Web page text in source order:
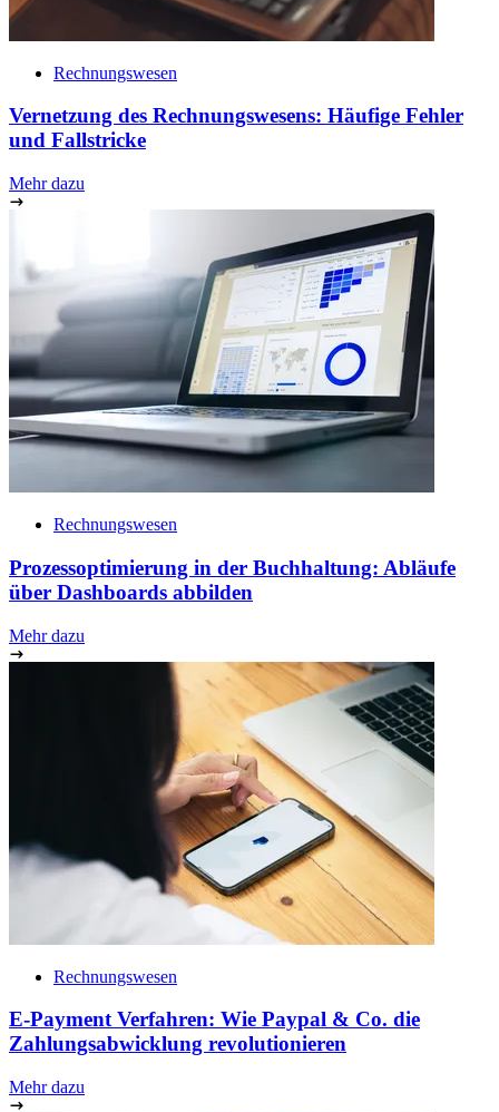
Rechnungswesen
Vernetzung des Rechnungswesens: Häufige Fehler
und Fallstricke
Mehr dazu
Rechnungswesen
Prozessoptimierung in der Buchhaltung: Abläufe
über Dashboards abbilden
Mehr dazu
Rechnungswesen
E-Payment Verfahren: Wie Paypal & Co. die
Zahlungsabwicklung revolutionieren
Mehr dazu